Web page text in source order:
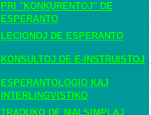
PRI "KONKURENTOJ" DE
ESPERANTO
LECIONOJ DE ESPERANTO
KONSULTOJ DE E-INSTRUISTOJ
ESPERANTOLOGIO KAJ
INTERLINGVISTIKO
TRADUKO DE MALSIMPLAJ